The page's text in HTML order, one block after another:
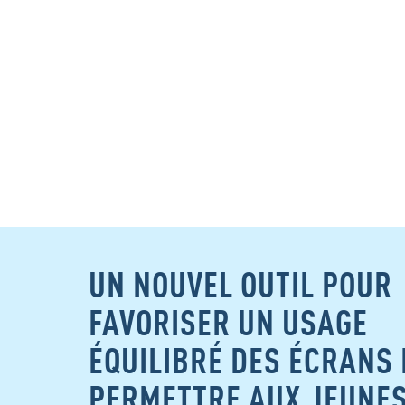
UN NOUVEL OUTIL POUR
FAVORISER UN USAGE
ÉQUILIBRÉ DES ÉCRANS
PERMETTRE AUX